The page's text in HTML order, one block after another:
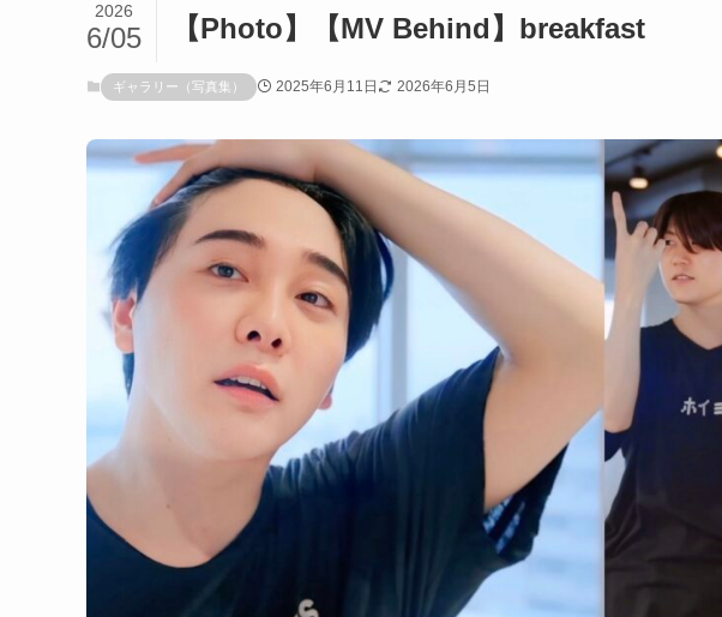
【Photo】【MV Behind】breakfast
2026
6/05
ギャラリー（写真集） 2025年6月11日 2026年6月5日